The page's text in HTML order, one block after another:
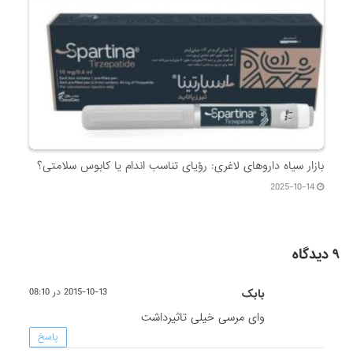
بازار سیاه داروهای لاغری: رؤیای تناسب اندام یا کابوس سلامتی؟
2025-10-14
۹ دیدگاه
بابک 2015-10-13 در 08:10
وای مرسی خیلی تاثیرداشت
پاسخ